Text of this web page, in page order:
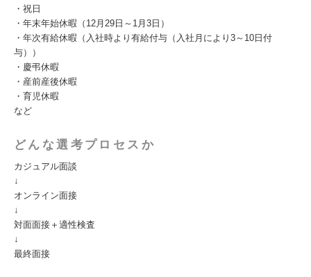
・祝日
・年末年始休暇（12月29日～1月3日）
・年次有給休暇（入社時より有給付与（入社月により3～10日付
与））
・慶弔休暇
・産前産後休暇
・育児休暇
など
どんな選考プロセスか
カジュアル面談
↓
オンライン面接
↓
対面面接＋適性検査
↓
最終面接